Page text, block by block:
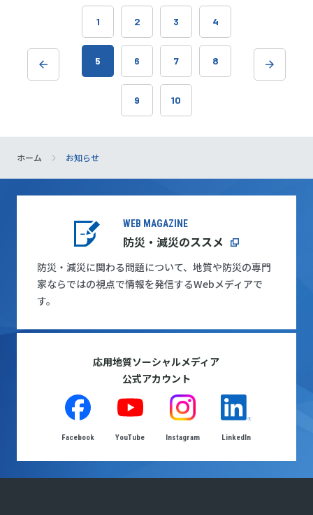
ホーム お知らせ
1 2 3 4
5 6 7 8
9 10
WEB MAGAZINE
防災・減災のススメ
防災・減災に関わる問題について、地質や防災の専門
家ならではの視点で情報を発信するWebメディアで
す。
応用地質ソーシャルメディア
公式アカウント
Facebook YouTube Instagram LinkedIn